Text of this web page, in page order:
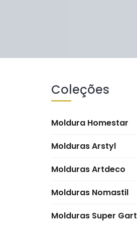
Coleções
Moldura Homestar
Molduras Arstyl
Molduras Artdeco
Molduras Nomastil
Molduras Super Gart